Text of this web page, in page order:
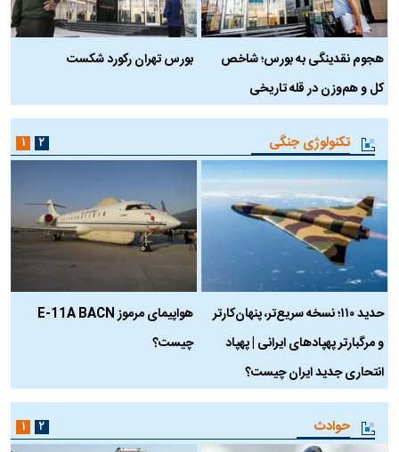
هجوم نقدینگی به بورس؛ شاخص
کل و هم‌وزن در قله تاریخی
بورس تهران رکورد شکست
تکنولوژی جنگی
حدید ۱۱۰؛ نسخه سریع‌تر، پنهان‌کارتر
و مرگبارتر پهپادهای ایرانی | پهپاد
انتحاری جدید ایران چیست؟
هواپیمای مرموز E-11A BACN
چیست؟
۱ ۲
حوادث ۱ ۲